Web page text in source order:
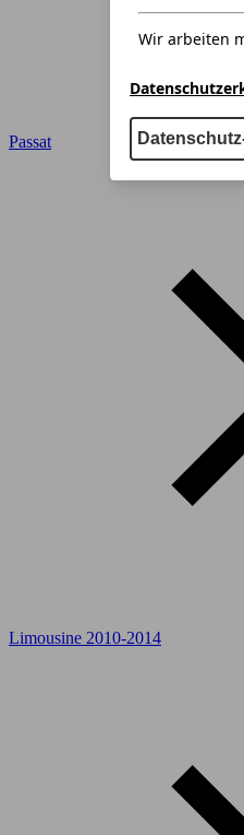
Wir arbeiten
Passat
Limousine 2010-2014